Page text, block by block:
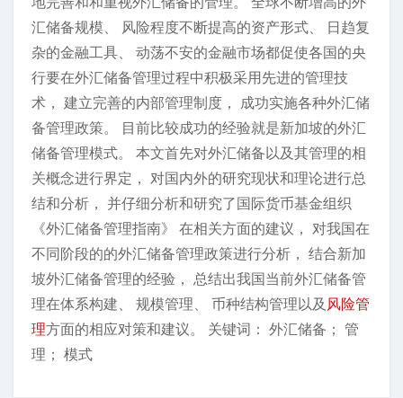
汇储备规模、 风险程度不断提高的资产形式、 日趋复
杂的金融工具、 动荡不安的金融市场都促使各国的央
行要在外汇储备管理过程中积极采用先进的管理技
术， 建立完善的内部管理制度， 成功实施各种外汇储
备管理政策。 目前比较成功的经验就是新加坡的外汇
储备管理模式。 本文首先对外汇储备以及其管理的相
关概念进行界定， 对国内外的研究现状和理论进行总
结和分析， 并仔细分析和研究了国际货币基金组织
《外汇储备管理指南》 在相关方面的建议， 对我国在
不同阶段的的外汇储备管理政策进行分析， 结合新加
坡外汇储备管理的经验， 总结出我国当前外汇储备管
理在体系构建、 规模管理、 币种结构管理以及 风险管
理方面的相应对策和建议。 关键词： 外汇储备； 管
理； 模式